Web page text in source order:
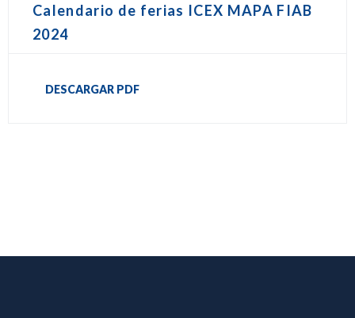
Calendario de ferias ICEX MAPA FIAB
2024
DESCARGAR PDF